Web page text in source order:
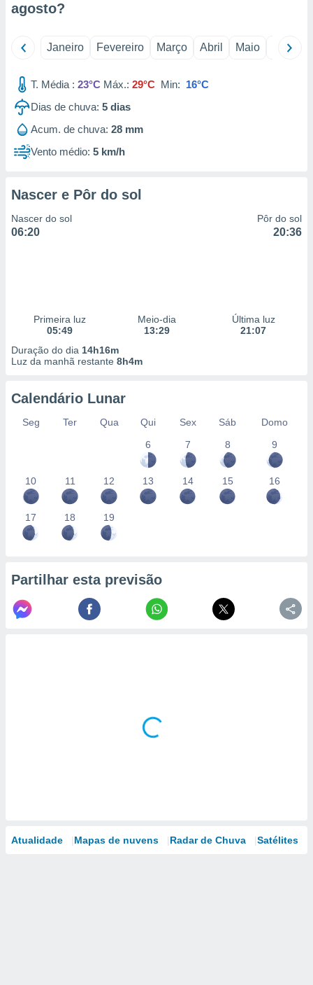
criar
medir
da
de
ou
de
1199
agosto?
Janeiro Fevereiro Março Abril Maio Junho
T. Média : 23°C Máx.: 29°C Min: 16°C
Dias de chuva: 5 dias
Acum. de chuva: 28 mm
Vento médio: 5 km/h
Nascer e Pôr do sol
Nascer do sol
06:20
Pôr do sol
20:36
Primeira luz
05:49
Meio-dia
13:29
Última luz
21:07
Duração do dia 14h16m
Luz da manhã restante 8h4m
Calendário Lunar
Seg Ter Qua Qui Sex Sáb
Domo
6
7 8 9
10 11 12 13 14 15 16
17 18 19
Partilhar esta previsão
Atualidade Mapas de nuvens Radar de Chuva Satélites